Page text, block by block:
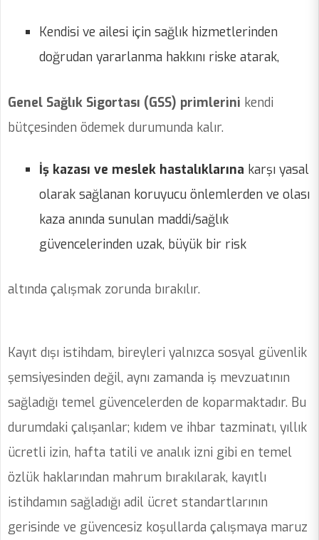
Kendisi ve ailesi için sağlık hizmetlerinden
doğrudan yararlanma hakkını riske atarak,
Genel Sağlık Sigortası (GSS) primlerini kendi
bütçesinden ödemek durumunda kalır.
İş kazası ve meslek hastalıklarına karşı yasal
olarak sağlanan koruyucu önlemlerden ve olası
kaza anında sunulan maddi/sağlık
güvencelerinden uzak, büyük bir risk
altında çalışmak zorunda bırakılır.
Kayıt dışı istihdam, bireyleri yalnızca sosyal güvenlik
şemsiyesinden değil, aynı zamanda iş mevzuatının
sağladığı temel güvencelerden de koparmaktadır. Bu
durumdaki çalışanlar; kıdem ve ihbar tazminatı, yıllık
ücretli izin, hafta tatili ve analık izni gibi en temel
özlük haklarından mahrum bırakılarak, kayıtlı
istihdamın sağladığı adil ücret standartlarının
gerisinde ve güvencesiz koşullarda çalışmaya maruz